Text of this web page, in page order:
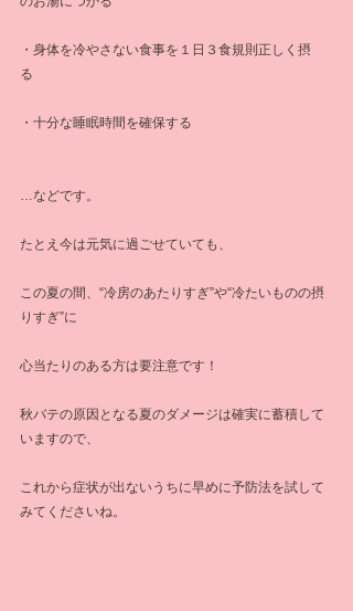
・身体を冷やさない食事を１日３食規則正しく摂
る
・十分な睡眠時間を確保する
…などです。
たとえ今は元気に過ごせていても、
この夏の間、“冷房のあたりすぎ”や“冷たいものの摂
りすぎ”に
心当たりのある方は要注意です！
秋バテの原因となる夏のダメージは確実に蓄積して
いますので、
これから症状が出ないうちに早めに予防法を試して
みてくださいね。